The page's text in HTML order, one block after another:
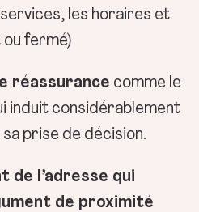
les horaires et
fermé)
réassurance comme le
induit considérablement
sa prise de décision.
de l’adresse qui
de proximité